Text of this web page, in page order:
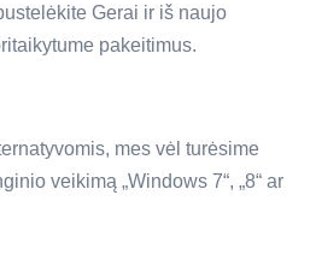
Gerai ir iš naujo
pakeitimus.
mes vėl turėsime
veikimą „Windows 7“, „8“ ar